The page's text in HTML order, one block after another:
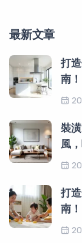
最新文章
打
南！
裝
風
打
南！